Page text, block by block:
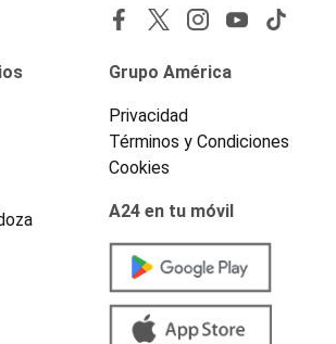
Grupo América
Privacidad
Términos y Condiciones
Cookies
A24 en tu móvil